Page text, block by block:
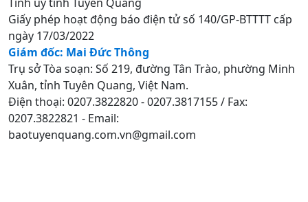
Giấy phép hoạt động báo điện tử số 140/GP-BTTTT cấp
ngày 17/03/2022
Giám đốc: Mai Đức Thông
Trụ sở Tòa soạn: Số 219, đường Tân Trào, phường Minh
Xuân, tỉnh Tuyên Quang, Việt Nam.
Điện thoại: 0207.3822820 - 0207.3817155 / Fax:
0207.3822821 - Email:
baotuyenquang.com.vn@gmail.com